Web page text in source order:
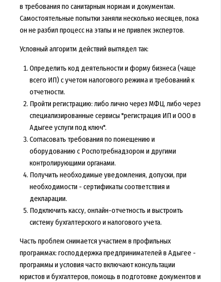
в требования по санитарным нормам и документам.
Самостоятельные попытки заняли несколько месяцев, пока
он не разбил процесс на этапы и не привлек экспертов.
Условный алгоритм действий выглядел так:
Определить код деятельности и форму бизнеса (чаще
всего ИП) с учетом налогового режима и требований к
отчетности.
Пройти регистрацию: либо лично через МФЦ, либо через
специализированные сервисы "регистрация ИП и ООО в
Адыгее услуги под ключ".
Согласовать требования по помещению и
оборудованию с Роспотребнадзором и другими
контролирующими органами.
Получить необходимые уведомления, допуски, при
необходимости - сертификаты соответствия и
декларации.
Подключить кассу, онлайн-отчетность и выстроить
систему бухгалтерского и налогового учета.
Часть проблем снимается участием в профильных
программах: господдержка предпринимателей в Адыгее -
программы и условия часто включают консультации
юристов и бухгалтеров, помощь в подготовке документов и